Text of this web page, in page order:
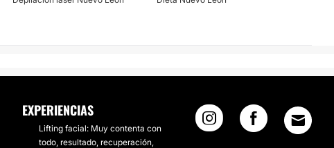
EXPERIENCIAS
Lifting facial: Muy contenta con
todo, resultado, recuperación,